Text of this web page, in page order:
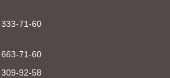
71-60
71-60
92-58